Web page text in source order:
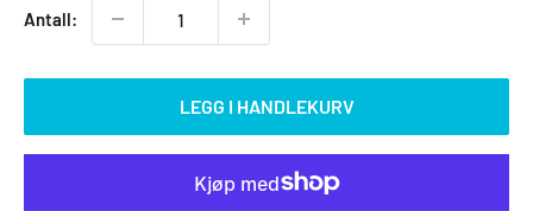
Antall:
LEGG I HANDLEKURV